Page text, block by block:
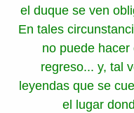
el duque se ven
En tales
no puede
regreso... y, tal
leyendas que se
el lugar